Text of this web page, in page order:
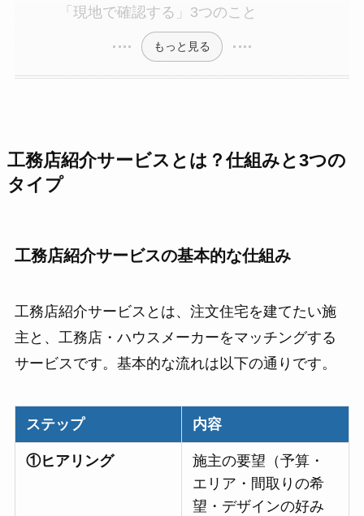
「現地で確認する」3つのこと
もっと見る
工務店紹介サービスとは？仕組みと3つの
タイプ
工務店紹介サービスの基本的な仕組み
工務店紹介サービスとは、注文住宅を建てたい施
主と、工務店・ハウスメーカーをマッチングする
サービスです。基本的な流れは以下の通りです。
ステップ 内容
①ヒアリング
施主の要望（予算・
エリア・間取りの希
望・デザインの好み